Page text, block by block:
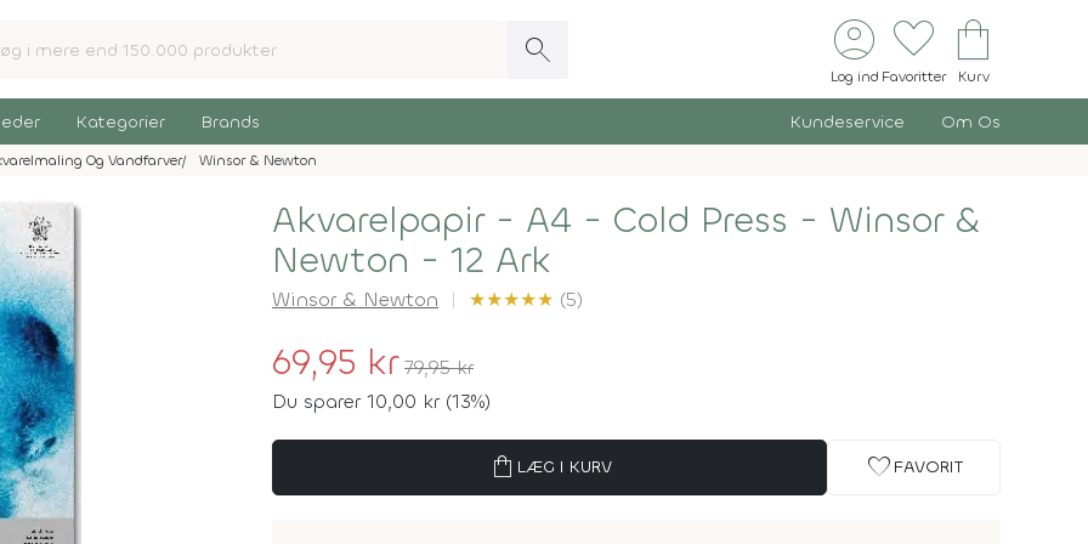
search account_circle
Log ind
favorite
Favoritter
shopping_bag
Kurv
Kategorier Brands Kundeservice Om Os
Og Vandfarver Winsor & Newton
Akvarelpapir - A4 - Cold Press - Winsor &
Newton - 12 Ark
Winsor & Newton ★★★★★ (5)
69,95 kr 79,95 kr
Du sparer 10,00 kr (13%)
shopping_bag LÆG I KURV favorite FAVORIT